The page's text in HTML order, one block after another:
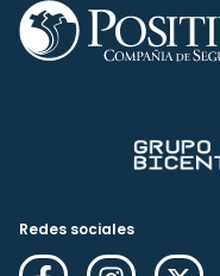
Redes sociales